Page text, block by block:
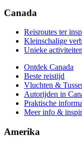
Praktische
Canada
Reisroutes ter
Kleinschalige
Unieke
Ontdek Canada
Beste reistijd
Vluchten &
Autorijden in
Praktische
Meer info &
Amerika